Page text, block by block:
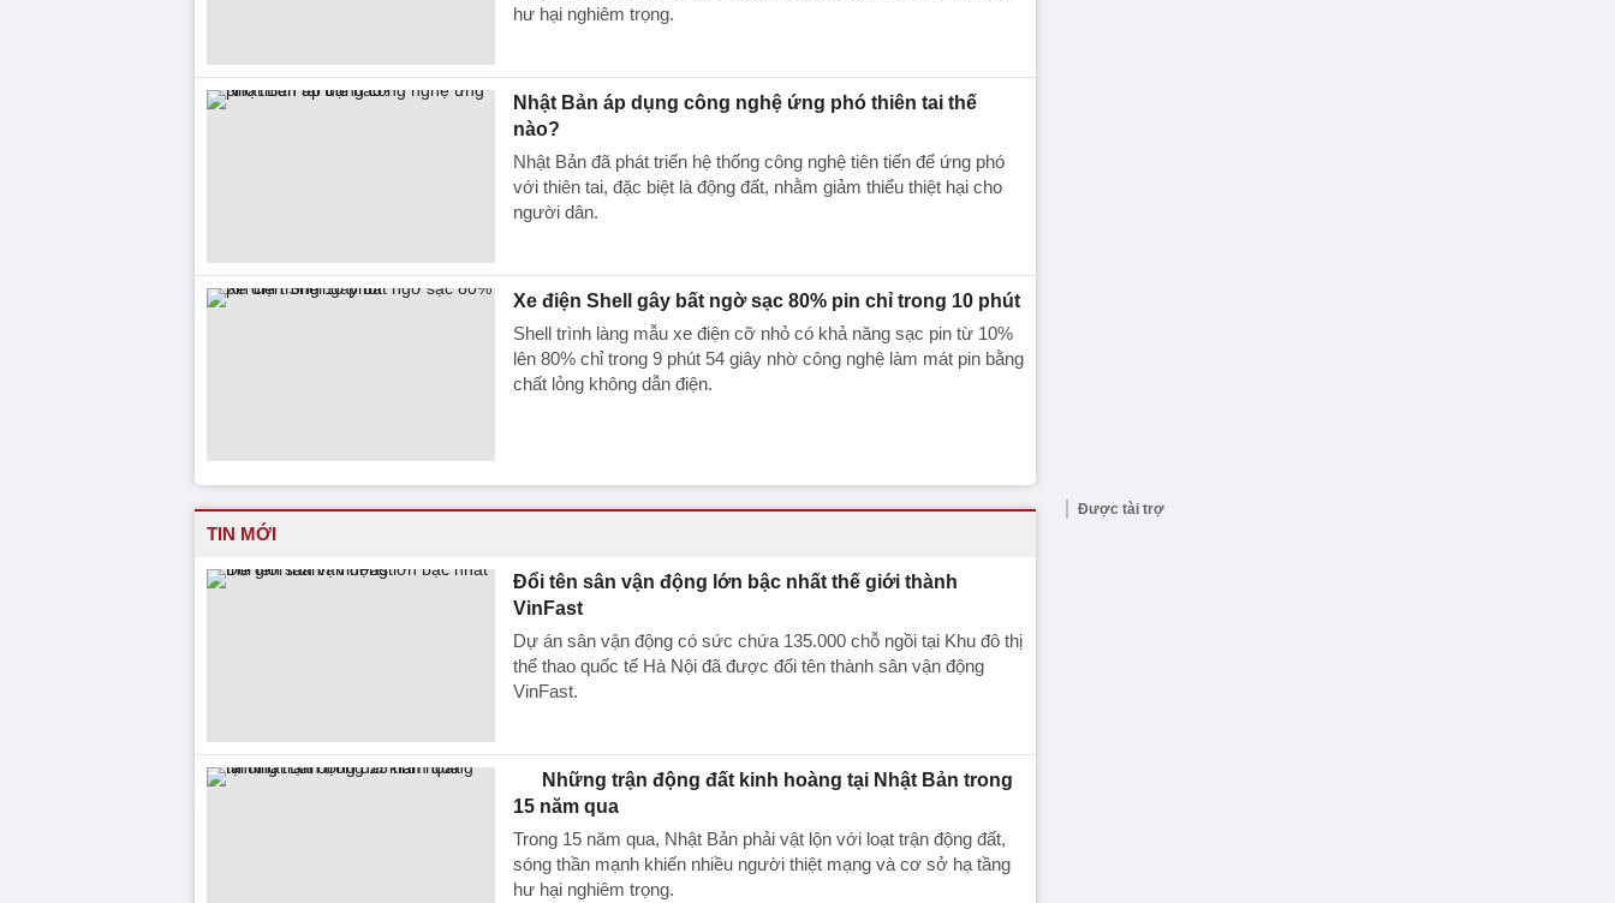
hư hại nghiêm trọng.
Nhật Bản áp dụng công nghệ ứng phó thiên tai thế
nào?
Nhật Bản đã phát triển hệ thống công nghệ tiên tiến để ứng phó
với thiên tai, đặc biệt là động đất, nhằm giảm thiểu thiệt hại cho
người dân.
Xe điện Shell gây bất ngờ sạc 80% pin chỉ trong 10 phút
Shell trình làng mẫu xe điện cỡ nhỏ có khả năng sạc pin từ 10%
lên 80% chỉ trong 9 phút 54 giây nhờ công nghệ làm mát pin bằng
chất lỏng không dẫn điện.
TIN MỚI
Đổi tên sân vận động lớn bậc nhất thế giới thành
VinFast
Dự án sân vận động có sức chứa 135.000 chỗ ngồi tại Khu đô thị
thể thao quốc tế Hà Nội đã được đổi tên thành sân vận động
VinFast.
Những trận động đất kinh hoàng tại Nhật Bản trong
15 năm qua
Trong 15 năm qua, Nhật Bản phải vật lộn với loạt trận động đất,
sóng thần mạnh khiến nhiều người thiệt mạng và cơ sở hạ tầng
hư hại nghiêm trọng.
Được tài trợ